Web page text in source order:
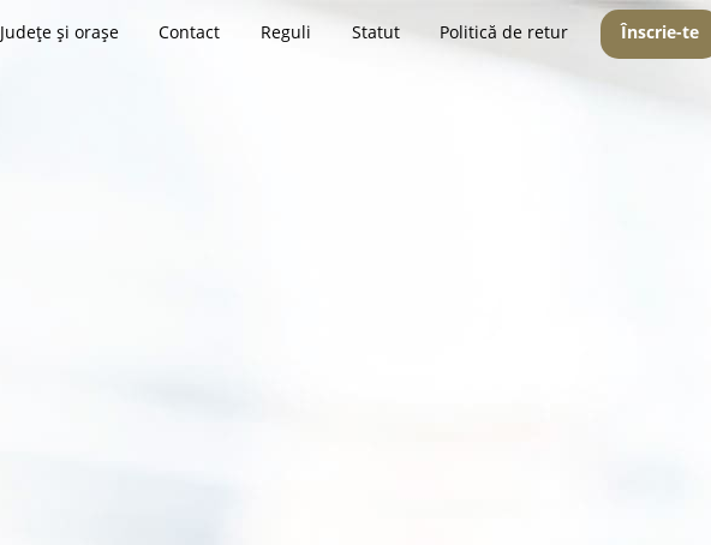
Județe și orașe Contact Reguli Statut Politică de retur Înscrie-te